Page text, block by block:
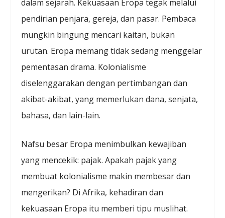
dalam sejarah. Kekuasaan Eropa tegak melalui
pendirian penjara, gereja, dan pasar. Pembaca
mungkin bingung mencari kaitan, bukan
urutan. Eropa memang tidak sedang menggelar
pementasan drama. Kolonialisme
diselenggarakan dengan pertimbangan dan
akibat-akibat, yang memerlukan dana, senjata,
bahasa, dan lain-lain.
Nafsu besar Eropa menimbulkan kewajiban
yang mencekik: pajak. Apakah pajak yang
membuat kolonialisme makin membesar dan
mengerikan? Di Afrika, kehadiran dan
kekuasaan Eropa itu memberi tipu muslihat.